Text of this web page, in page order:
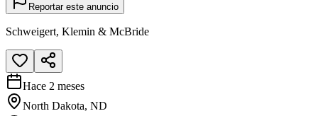
Reportar este anuncio
Schweigert, Klemin & McBride
Hace 2 meses
North Dakota, ND